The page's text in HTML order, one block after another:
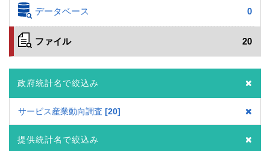
データベース 0
ファイル 20
政府統計名で絞込み
サービス産業動向調査 20
提供統計名で絞込み